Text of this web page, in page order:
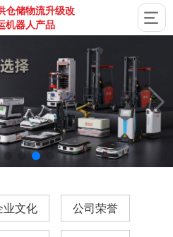
仓储物流升级改
机器人产品
业文化 公司荣誉